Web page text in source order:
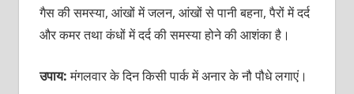
गैस की समस्या, आंखों में जलन, आंखों से पानी बहना, पैरों में दर्द
और कमर तथा कंधों में दर्द की समस्या होने की आशंका है।
उपाय:मंगलवार के दिन किसी पार्क में अनार के नौ पौधे लगाएं।